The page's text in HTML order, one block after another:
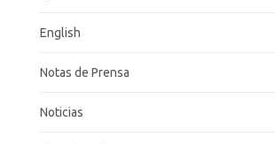
English
Notas de Prensa
Noticias